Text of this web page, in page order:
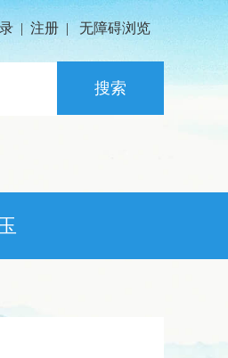
| 注册 | 无障碍浏览
搜索